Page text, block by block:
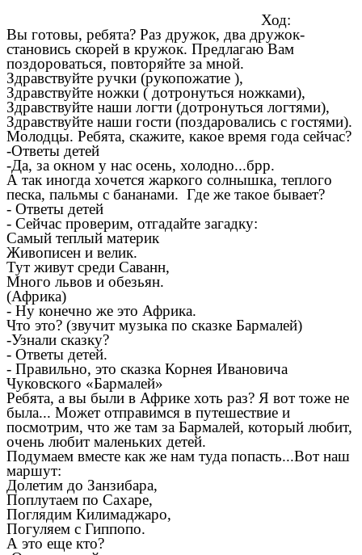
Ход:
Вы готовы, ребята? Раз дружок, два дружок-
становись скорей в кружок. Предлагаю Вам
поздороваться, повторяйте за мной.
Здравствуйте ручки (рукопожатие ),
Здравствуйте ножки ( дотронуться ножками),
Здравствуйте наши логти (дотронуться логтями),
Здравствуйте наши гости (поздаровались с гостями).
Молодцы. Ребята, скажите, какое время года сейчас?
-Ответы детей
-Да, за окном у нас осень, холодно...брр.
А так иногда хочется жаркого солнышка, теплого
песка, пальмы с бананами. Где же такое бывает?
- Ответы детей
- Сейчас проверим, отгадайте загадку:
Самый теплый материк
Живописен и велик.
Тут живут среди Саванн,
Много львов и обезьян.
(Африка)
- Ну конечно же это Африка.
Что это? (звучит музыка по сказке Бармалей)
-Узнали сказку?
- Ответы детей.
- Правильно, это сказка Корнея Ивановича
Чуковского «Бармалей»
Ребята, а вы были в Африке хоть раз? Я вот тоже не
была... Может отправимся в путешествие и
посмотрим, что же там за Бармалей, который любит,
очень любит маленьких детей.
Подумаем вместе как же нам туда попасть...Вот наш
маршут:
Долетим до Занзибара,
Поплутаем по Сахаре,
Поглядим Килимаджаро,
Погуляем с Гиппопо.
А это еще кто?